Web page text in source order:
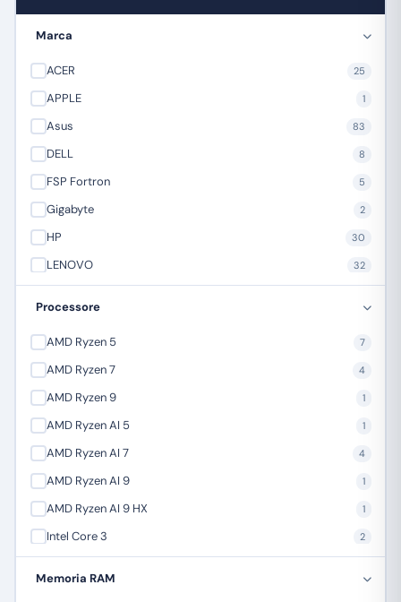
Marca
ACER 25
APPLE 1
Asus 83
DELL 8
FSP Fortron 5
Gigabyte 2
HP 30
LENOVO 32
NGS 5
Orico 1
SAMSUNG 16
Processore
AMD Ryzen 5 7
AMD Ryzen 7 4
AMD Ryzen 9 1
AMD Ryzen AI 5 1
AMD Ryzen AI 7 4
AMD Ryzen AI 9 1
AMD Ryzen AI 9 HX 1
Intel Core 3 2
Memoria RAM